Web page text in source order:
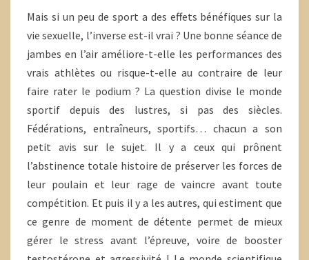
Mais si un peu de sport a des effets bénéfiques sur la
vie sexuelle, l’inverse est-il vrai ? Une bonne séance de
jambes en l’air améliore-t-elle les performances des
vrais athlètes ou risque-t-elle au contraire de leur
faire rater le podium ? La question divise le monde
sportif depuis des lustres, si pas des siècles.
Fédérations, entraîneurs, sportifs… chacun a son
petit avis sur le sujet. Il y a ceux qui prônent
l’abstinence totale histoire de préserver les forces de
leur poulain et leur rage de vaincre avant toute
compétition. Et puis il y a les autres, qui estiment que
ce genre de moment de détente permet de mieux
gérer le stress avant l’épreuve, voire de booster